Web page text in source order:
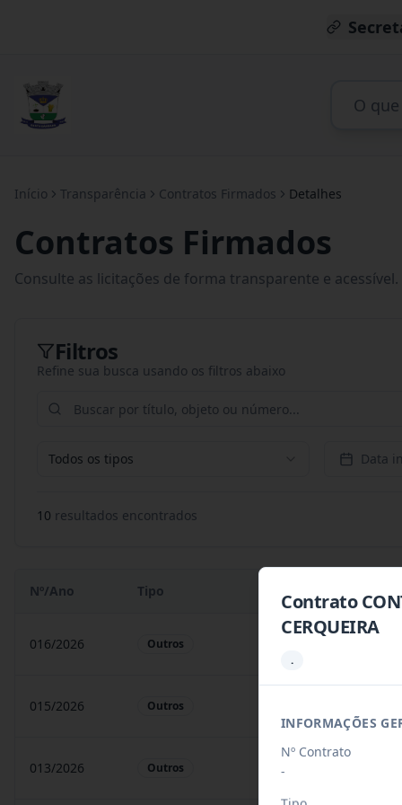
Início Transparência Contratos Firmados Detalhes
Contratos Firmados
Consulte as licitações de forma transparente e acessível.
Filtros
Refine sua busca usando os filtros abaixo
Todos os tipos Data
10 resultados encontrados
Nº/Ano Tipo
016/2026 Outros
015/2026 Outros
013/2026 Outros objeto o Registro de
Contrato
CERQUEIRA
.
INFORMAÇÕES
Nº Contrato
-